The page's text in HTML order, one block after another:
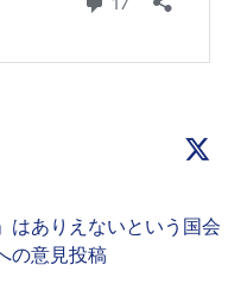
はありえないという国会
の意見投稿